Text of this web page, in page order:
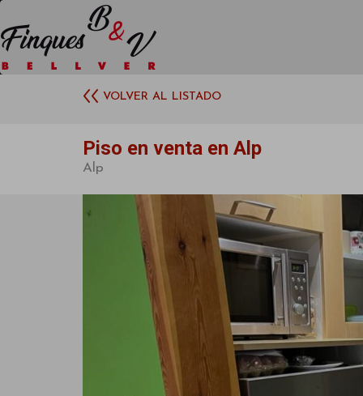
VOLVER AL LISTADO
Piso en venta en Alp
Alp